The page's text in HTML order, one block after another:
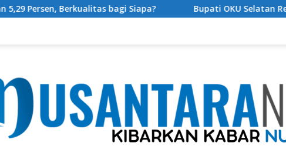
bagi Siapa? Bupati OKU Selatan Resmi Buka